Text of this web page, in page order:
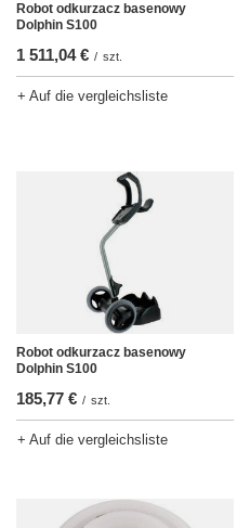
Robot odkurzacz basenowy
Dolphin S100
1 511,04 € / szt.
+ Auf die vergleichsliste
Robot odkurzacz basenowy
Dolphin S100
185,77 € / szt.
+ Auf die vergleichsliste